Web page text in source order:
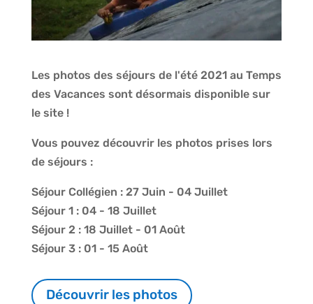
Les photos des séjours de l'été 2021 au Temps
des Vacances sont désormais disponible sur
le site !
Vous pouvez découvrir les photos prises lors
de séjours :
Séjour Collégien : 27 Juin - 04 Juillet
Séjour 1 : 04 - 18 Juillet
Séjour 2 : 18 Juillet - 01 Août
Séjour 3 : 01 - 15 Août
Découvrir les photos